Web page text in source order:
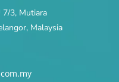
7/3, Mutiara
Malaysia